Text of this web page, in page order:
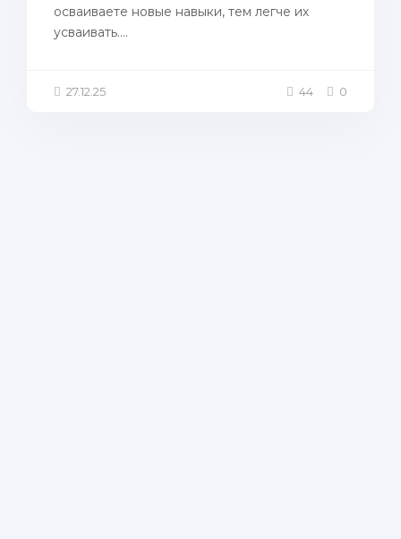
осваиваете новые навыки, тем легче их
усваивать....
27.12.25 44 0